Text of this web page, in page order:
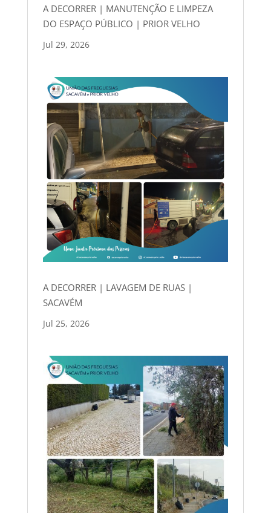
A DECORRER | MANUTENÇÃO E LIMPEZA
DO ESPAÇO PÚBLICO | PRIOR VELHO
Jul 29, 2026
A DECORRER | LAVAGEM DE RUAS |
SACAVÉM
Jul 25, 2026